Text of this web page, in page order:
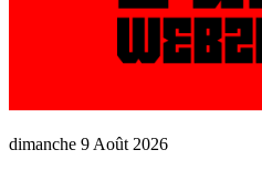
dimanche 9 Août 2026